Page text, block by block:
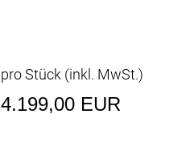
pro Stück (inkl. MwSt.)
4.199,00 EUR